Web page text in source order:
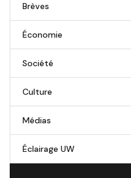
Brèves
Économie
Société
Culture
Médias
Éclairage UW